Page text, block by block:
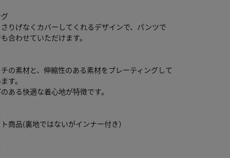
りげなくカバーしてくれるデザインで、パンツで
合わせていただけます。
の素材と、伸縮性のある素材をプレーティングして
す。
ある快適な着心地が特徴です。
商品(裏地ではないがインナー付き）